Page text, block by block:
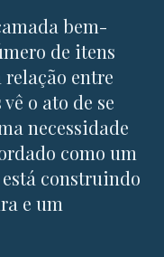
bem-
de itens
relação entre
o ato de se
necessidade
como um
construindo
e um